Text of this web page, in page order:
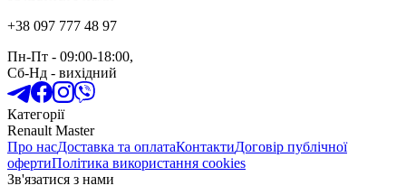
+38 097 777 48 97
Пн-Пт - 09:00-18:00,
Сб-Нд - вихідний
Категорії
Renault Master
Про насДоставка та оплатаКонтактиДоговір публічної
офертиПолітика використання cookies
Зв'язатися з нами